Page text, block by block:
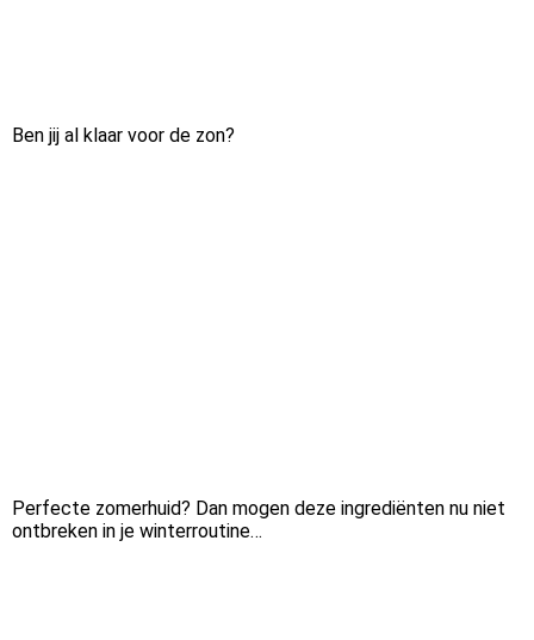
Ben jij al klaar voor de zon?
Perfecte zomerhuid? Dan mogen deze ingrediënten nu niet
ontbreken in je winterroutine…